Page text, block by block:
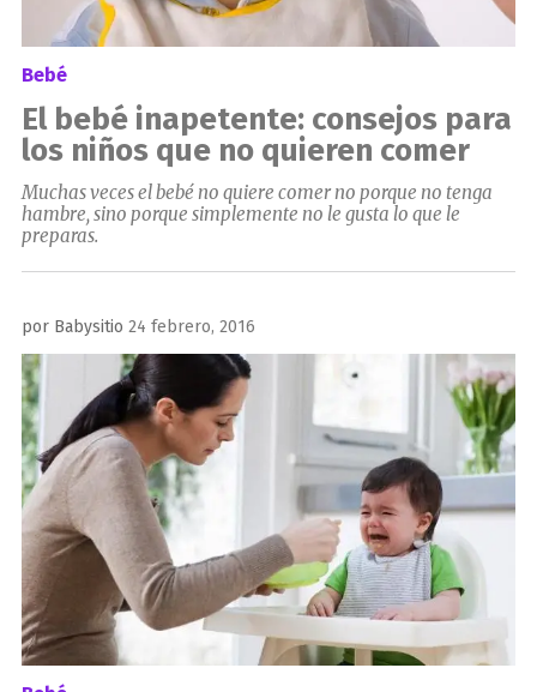
Bebé
El bebé inapetente: consejos para
los niños que no quieren comer
Muchas veces el bebé no quiere comer no porque no tenga
hambre, sino porque simplemente no le gusta lo que le
preparas.
por Babysitio Publicado
el
24 febrero, 2016